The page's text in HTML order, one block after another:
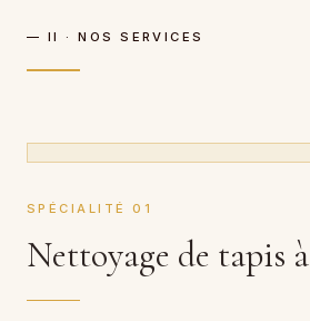
— II · NOS SERVICES
SPÉCIALITÉ 01
Nettoyage de tapis à